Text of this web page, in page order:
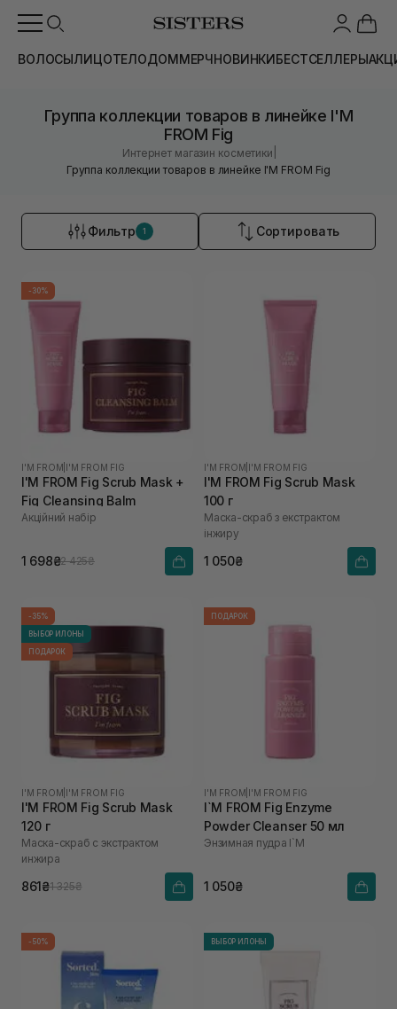
ВОЛОСЫЛИЦОТЕЛОДОММЕРЧНОВИНКИБЕСТСЕЛЛЕРЫ
Группа коллекции товаров в линейке I'M
FROM Fig
Интернет магазин косметики
Группа коллекции товаров в линейке I'M FROM Fig
Фильтр 1 Сортировать
-30%
I'M FROM I'M FROM FIG
I'M FROM Fig Scrub Mask +
Fig Cleansing Balm
Акційний набір
1 698₴2 425₴
I'M FROM I'M FROM FIG
I'M FROM Fig Scrub Mask
100 г
Маска-скраб з екстрактом
інжиру
1 050₴
-35%
ВЫБОР ИЛОНЫ
ПОДАРОК
I'M FROM I'M FROM FIG
I'M FROM Fig Scrub Mask
120 г
Маска-скраб с экстрактом
инжира
861₴1 325₴
ПОДАРОК
I'M FROM I'M FROM FIG
I`M FROM Fig Enzyme
Powder Cleanser 50 мл
Энзимная пудра I`M
1 050₴
-50% ВЫБОР ИЛОНЫ